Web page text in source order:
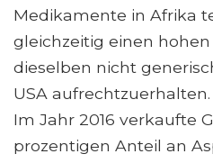
Medikamente in Afrika
gleichzeitig einen
dieselben nicht
USA aufrechtzuerhalten.
Im Jahr 2016 verkaufte
prozentigen Anteil an